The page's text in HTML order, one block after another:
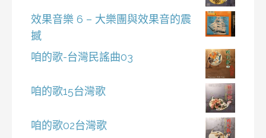
效果音樂 6 – 大樂團與效果音的震
撼
咱的歌-台灣民謠曲03
咱的歌15台灣歌
咱的歌02台灣歌